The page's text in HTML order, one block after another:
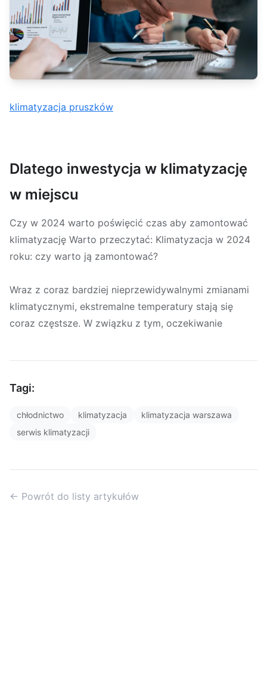
klimatyzacja pruszków
Dlatego inwestycja w klimatyzację
w miejscu
Czy w 2024 warto poświęcić czas aby zamontować
klimatyzację Warto przeczytać: Klimatyzacja w 2024
roku: czy warto ją zamontować?
Wraz z coraz bardziej nieprzewidywalnymi zmianami
klimatycznymi, ekstremalne temperatury stają się
coraz częstsze. W związku z tym, oczekiwanie
Tagi:
chłodnictwo klimatyzacja
klimatyzacja warszawa
serwis klimatyzacji
← Powrót do listy artykułów